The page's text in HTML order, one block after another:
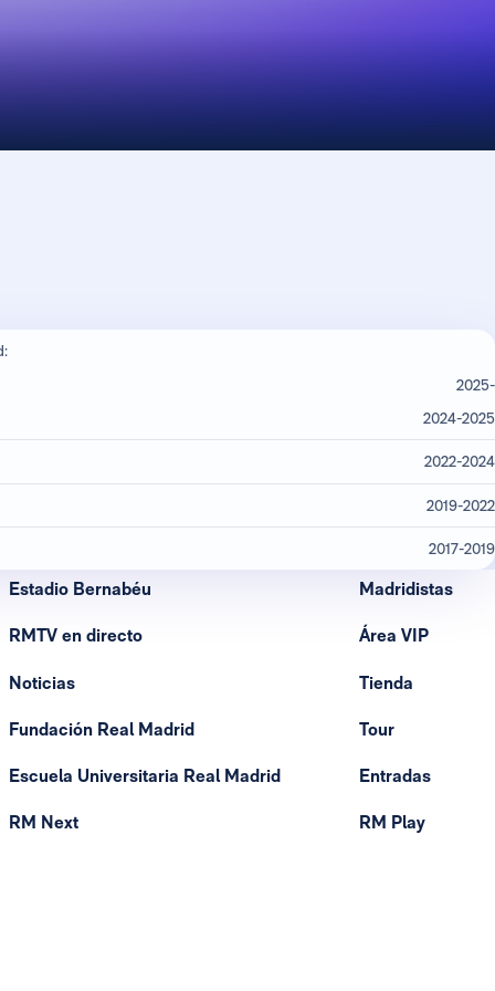
2025-
2024-2025
2022-2024
2019-2022
2017-2019
Estadio Bernabéu
RMTV en directo
Noticias
Fundación Real Madrid
Escuela Universitaria Real Madrid
RM Next
Madridistas
Área VIP
Tienda
Tour
Entradas
RM Play